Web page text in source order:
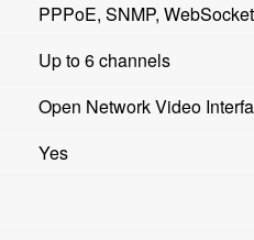
PPPoE, SNMP,
Up to 6 channels
Open Network Video
Yes